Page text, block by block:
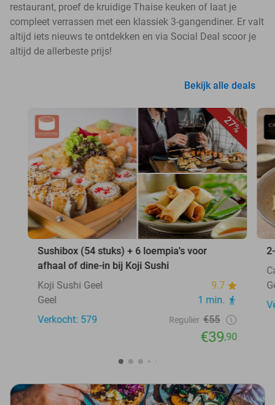
restaurant, proef de kruidige Thaise keuken of laat je
compleet verrassen met een klassiek 3-gangendiner. Er valt
altijd iets nieuws te ontdekken en via Social Deal scoor je
altijd de allerbeste prijs!
Bekijk alle deals
27%
Sushibox (54 stuks) + 6 loempia's voor
afhaal of dine-in bij Koji Sushi
Koji Sushi Geel
9.7
Geel
1 min.
Verkocht: 579
Regulier €55
€39,90